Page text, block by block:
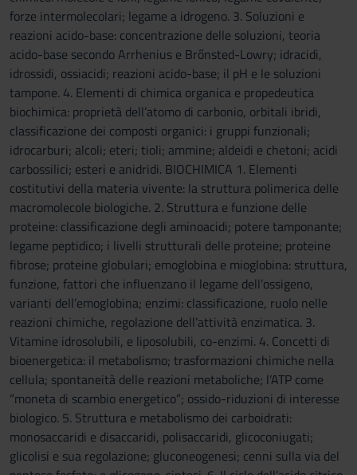
forze intermolecolari; legame a idrogeno. 3. Soluzioni e
reazioni acido-base: concentrazione delle soluzioni, teoria
acido-base secondo Arrhenius e Brőnsted-Lowry; idracidi,
idrossidi, ossiacidi; reazioni acido-base; il pH e le soluzioni
tampone. 4. Elementi di chimica organica e propedeutica
biochimica: proprietà dell’atomo di carbonio, orbitali ibridi,
classificazione dei composti organici: i gruppi funzionali;
idrocarburi; alcoli; eteri; tioli; ammine; aldeidi e chetoni; acidi
carbossilici; esteri e anidridi. BIOCHIMICA 1. Elementi
costitutivi della materia vivente: la struttura polimerica delle
macromolecole biologiche. 2. Struttura e funzione delle
proteine: classificazione degli aminoacidi; potere tamponante;
legame peptidico; i livelli strutturali delle proteine; proteine
fibrose; proteine globulari; emoglobina e mioglobina: struttura,
funzione, fattori che influenzano il legame dell’ossigeno,
varianti dell’emoglobina; enzimi: classificazione, ruolo nelle
reazioni chimiche, regolazione dell’attività enzimatica. 3.
Vitamine idrosolubili, e liposolubili, co-enzimi. 4. Concetti di
bioenergetica: il metabolismo; trasformazioni chimiche nella
cellula; spontaneità delle reazioni metaboliche; l’ATP come
“moneta di scambio energetico”; ossido-riduzioni di interesse
biologico. 5. Struttura e metabolismo dei carboidrati:
monosaccaridi e disaccaridi, polisaccaridi, glicoconiugati;
glicolisi e sua regolazione; gluconeogenesi; cenni sulla via del